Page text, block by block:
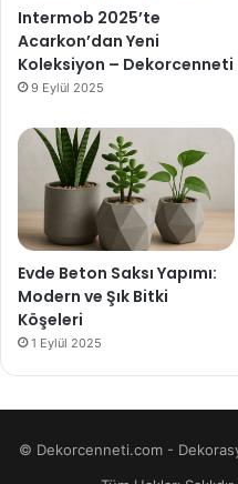
Intermob 2025’te
Acarkon’dan Yeni
Koleksiyon – Dekorcenneti
9 Eylül 2025
Evde Beton Saksı Yapımı:
Modern ve Şık Bitki
Köşeleri
1 Eylül 2025
© Dekorcenneti.com -